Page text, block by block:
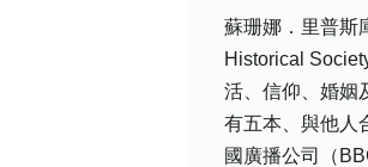
蘇珊娜．里普斯
Historical
活、信仰、婚姻
有五本、與他人
國廣播公司（